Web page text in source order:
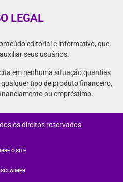
LEGAL
editorial e informativo, que
seus usuários.
em nenhuma situação quantias
tipo de produto financeiro,
ou empréstimo.
os direitos reservados.
O SITE